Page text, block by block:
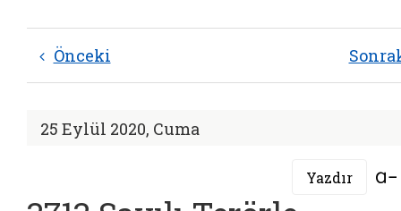
Önceki
25 Eylül 2020, Cuma
Yazdır